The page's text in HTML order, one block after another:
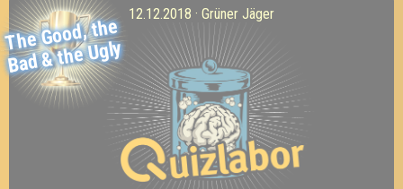
The
Good, the
Bad
& the Ugly
12.12.2018 · Grüner Jäger